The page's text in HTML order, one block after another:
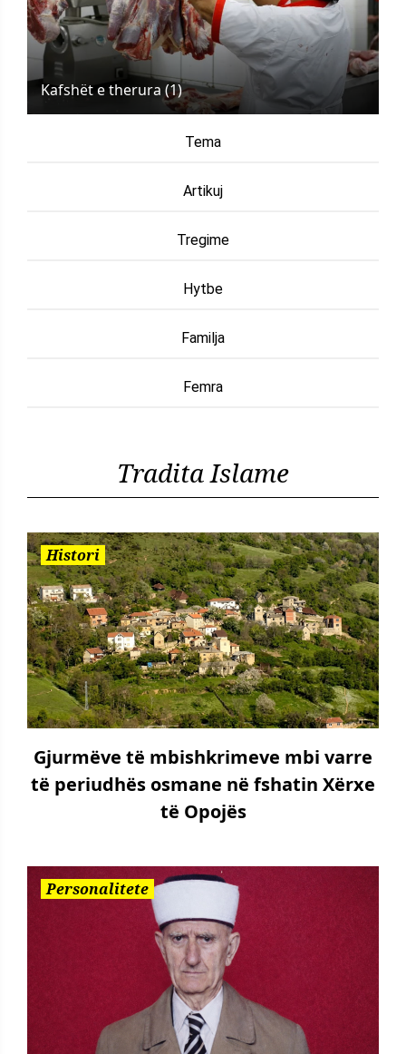
Kafshët e therura (1)
Tema
Artikuj
Tregime
Hytbe
Familja
Femra
Tradita Islame
Histori
Gjurmëve të mbishkrimeve mbi varre
të periudhës osmane në fshatin Xërxe
të Opojës
Personalitete